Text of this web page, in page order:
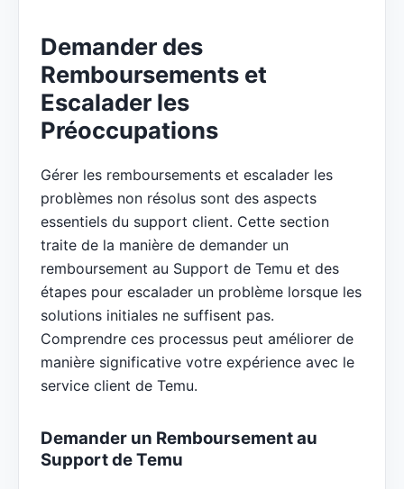
Demander des
Remboursements et
Escalader les
Préoccupations
Gérer les remboursements et escalader les
problèmes non résolus sont des aspects
essentiels du support client. Cette section
traite de la manière de demander un
remboursement au Support de Temu et des
étapes pour escalader un problème lorsque les
solutions initiales ne suffisent pas.
Comprendre ces processus peut améliorer de
manière significative votre expérience avec le
service client de Temu.
Demander un Remboursement au
Support de Temu